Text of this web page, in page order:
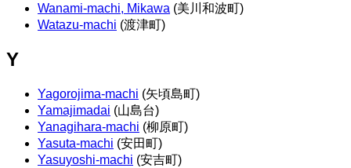
Wanami-machi, Mikawa (美川和波町)
Watazu-machi (渡津町)
Y
Yagorojima-machi (矢頃島町)
Yamajimadai (山島台)
Yanagihara-machi (柳原町)
Yasuta-machi (安田町)
Yasuyoshi-machi (安吉町)